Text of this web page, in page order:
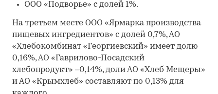
ООО «Подворье» с долей 1%.
На третьем месте ООО «Ярмарка производства
пищевых ингредиентов» с долей 0,7%, АО
«Хлебокомбинат «Георгиевский» имеет долю
0,16%, АО «Гаврилово-Посадский
хлебопродукт» –0,14%, доли АО «Хлеб Мещеры»
и АО «Крымхлеб» составляют по 0,13% для